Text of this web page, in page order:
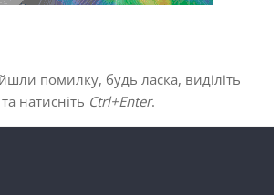
помилку, будь ласка, виділіть
натисніть Ctrl+Enter.